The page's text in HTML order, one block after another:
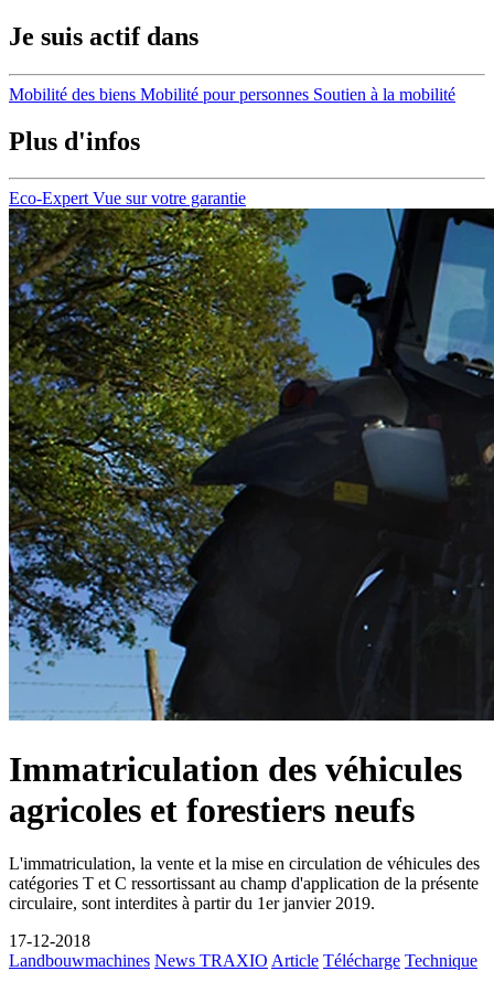
Je suis actif dans
Mobilité des biens Mobilité pour personnes Soutien à la mobilité
Plus d'infos
Eco-Expert Vue sur votre garantie
Immatriculation des véhicules
agricoles et forestiers neufs
L'immatriculation, la vente et la mise en circulation de véhicules des
catégories T et C ressortissant au champ d'application de la présente
circulaire, sont interdites à partir du 1er janvier 2019.
17-12-2018
Landbouwmachines News TRAXIO Article Télécharge Technique